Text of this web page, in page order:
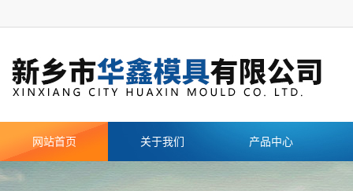
网站首页 关于我们 产品中心